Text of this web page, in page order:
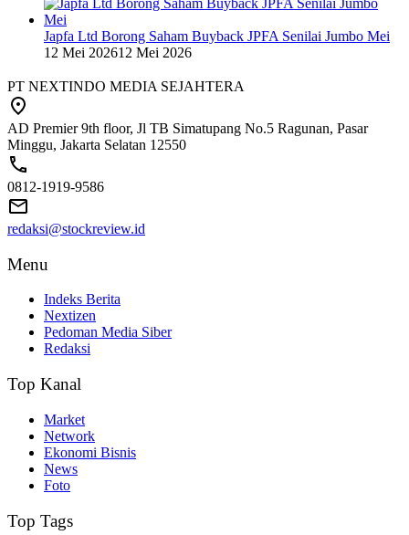
Japfa Ltd Borong Saham Buyback JPFA Senilai Jumbo Mei
12 Mei 202612 Mei 2026
PT NEXTINDO MEDIA SEJAHTERA
AD Premier 9th floor, Jl TB Simatupang No.5 Ragunan, Pasar
Minggu, Jakarta Selatan 12550
0812-1919-9586
redaksi@stockreview.id
Menu
Indeks Berita
Nextizen
Pedoman Media Siber
Redaksi
Top Kanal
Market
Network
Ekonomi Bisnis
News
Foto
Top Tags